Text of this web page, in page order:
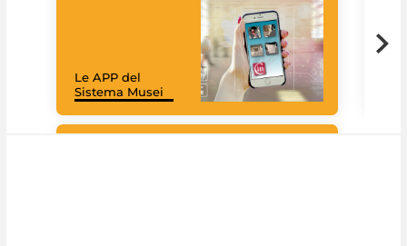
Le APP del
Sistema Musei